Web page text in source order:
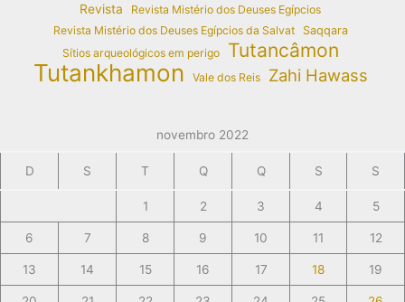
Revista
Revista Mistério dos Deuses Egípcios
Revista Mistério dos Deuses Egípcios da Salvat
Saqqara
Sítios arqueológicos em perigo
Tutancâmon
Tutankhamon Vale dos Reis Zahi Hawass
novembro 2022
D S T Q Q S S
1 2 3 4 5
6 7 8 9 10 11 12
13 14 15 16 17 18 19